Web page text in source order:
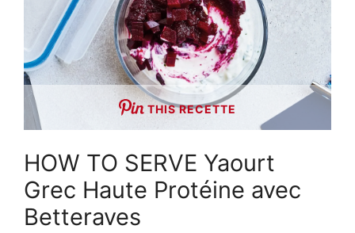
THIS RECETTE
HOW TO SERVE Yaourt
Grec Haute Protéine avec
Betteraves